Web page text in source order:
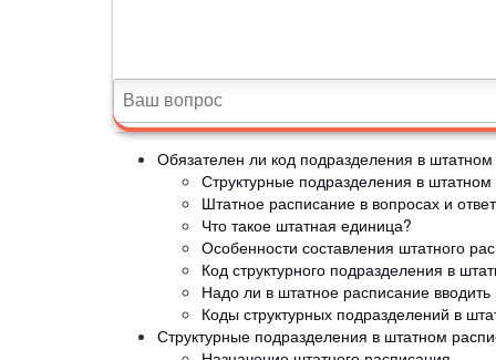
Обязателен ли код подразделения в
Структурные подразделения в
Штатное расписание в вопросах и
Что такое штатная единица?
Особенности составления штатного
Код структурного подразделения в
Надо ли в штатное расписание
Коды структурных подразделений в
Структурные подразделения в штатном